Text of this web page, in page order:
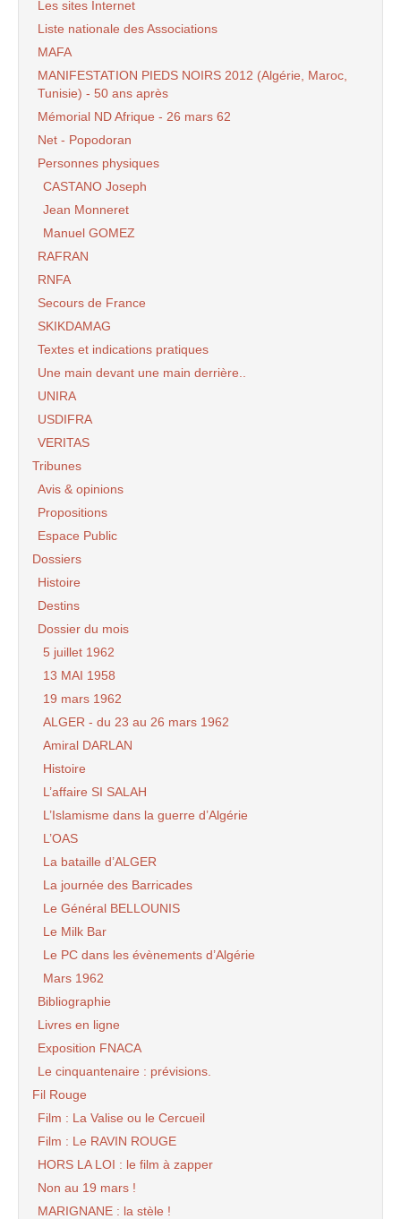
Les sites Internet
Liste nationale des Associations
MAFA
MANIFESTATION PIEDS NOIRS 2012 (Algérie, Maroc,
Tunisie) - 50 ans après
Mémorial ND Afrique - 26 mars 62
Net - Popodoran
Personnes physiques
CASTANO Joseph
Jean Monneret
Manuel GOMEZ
RAFRAN
RNFA
Secours de France
SKIKDAMAG
Textes et indications pratiques
Une main devant une main derrière..
UNIRA
USDIFRA
VERITAS
Tribunes
Avis & opinions
Propositions
Espace Public
Dossiers
Histoire
Destins
Dossier du mois
5 juillet 1962
13 MAI 1958
19 mars 1962
ALGER - du 23 au 26 mars 1962
Amiral DARLAN
Histoire
L’affaire SI SALAH
L’Islamisme dans la guerre d’Algérie
L’OAS
La bataille d’ALGER
La journée des Barricades
Le Général BELLOUNIS
Le Milk Bar
Le PC dans les évènements d’Algérie
Mars 1962
Bibliographie
Livres en ligne
Exposition FNACA
Le cinquantenaire : prévisions.
Fil Rouge
Film : La Valise ou le Cercueil
Film : Le RAVIN ROUGE
HORS LA LOI : le film à zapper
Non au 19 mars !
MARIGNANE : la stèle !